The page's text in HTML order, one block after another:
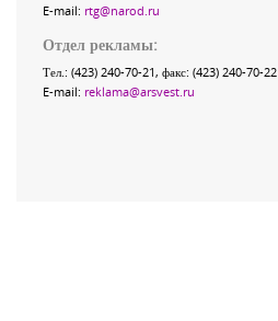
E-mail: rtg@narod.ru
Отдел рекламы:
Тел.: (423) 240-70-21, факс: (423) 240-70-22
E-mail: reklama@arsvest.ru